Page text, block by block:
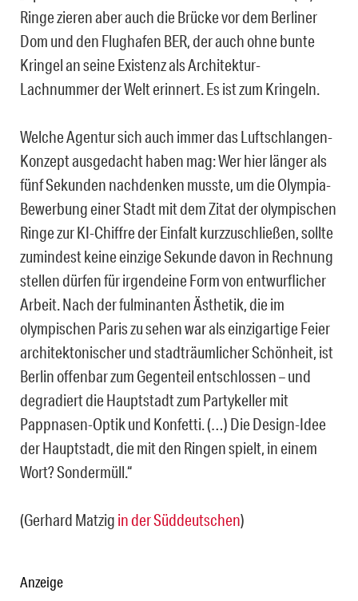
Ringe zieren aber auch die Brücke vor dem Berliner
Dom und den Flughafen BER, der auch ohne bunte
Kringel an seine Existenz als Architektur-
Lachnummer der Welt erinnert. Es ist zum Kringeln.
Welche Agentur sich auch immer das Luftschlangen-
Konzept ausgedacht haben mag: Wer hier länger als
fünf Sekunden nachdenken musste, um die Olympia-
Bewerbung einer Stadt mit dem Zitat der olympischen
Ringe zur KI-Chiffre der Einfalt kurzzuschließen, sollte
zumindest keine einzige Sekunde davon in Rechnung
stellen dürfen für irgendeine Form von entwurflicher
Arbeit. Nach der fulminanten Ästhetik, die im
olympischen Paris zu sehen war als einzigartige Feier
architektonischer und stadträumlicher Schönheit, ist
Berlin offenbar zum Gegenteil entschlossen – und
degradiert die Hauptstadt zum Partykeller mit
Pappnasen-Optik und Konfetti. (…) Die Design-Idee
der Hauptstadt, die mit den Ringen spielt, in einem
Wort? Sondermüll.“
(Gerhard Matzig in der Süddeutschen)
Anzeige